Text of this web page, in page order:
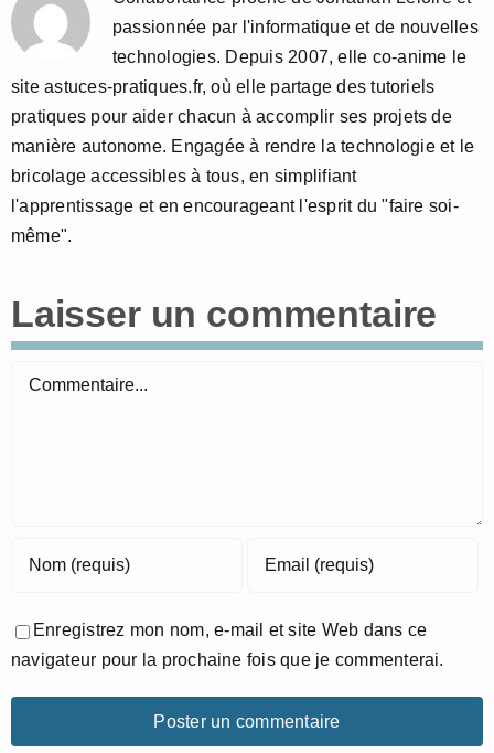
passionnée par l'informatique et de nouvelles
technologies. Depuis 2007, elle co-anime le
site astuces-pratiques.fr, où elle partage des tutoriels
pratiques pour aider chacun à accomplir ses projets de
manière autonome. Engagée à rendre la technologie et le
bricolage accessibles à tous, en simplifiant
l'apprentissage et en encourageant l'esprit du "faire soi-
même".
Laisser un commentaire
Commentaire
Enregistrez mon nom, e-mail et site Web dans ce
navigateur pour la prochaine fois que je commenterai.